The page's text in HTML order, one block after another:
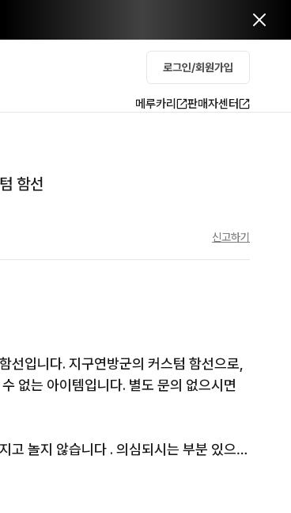
로그인/회원가입
메루카리 판매자센터
함선
신고하기
선입니다. 지구연방군의 커스텀 함선으로,
없는 아이템입니다. 별도 문의 없으시면
고 놀지 않습니다 . 의심되시는 부분 있으시
셔서 그렇습니다 이해부탁드립니다 감사